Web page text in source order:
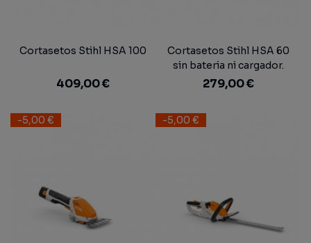
Cortasetos Stihl HSA 100
409,00 €
Cortasetos Stihl HSA 60
sin bateria ni cargador.
279,00 €
-5,00 € -5,00 €